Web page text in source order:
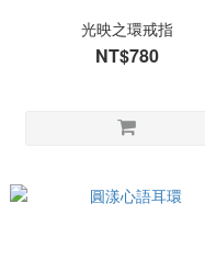
光映之環戒指
NT$780